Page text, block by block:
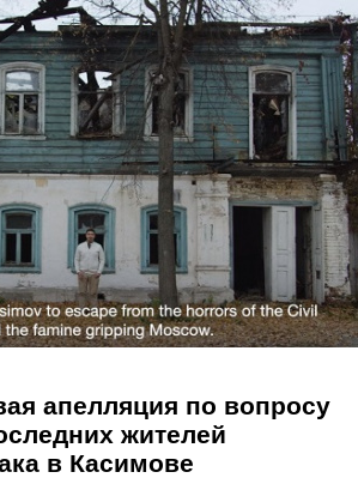
апелляция по вопросу
жителей
в Касимове